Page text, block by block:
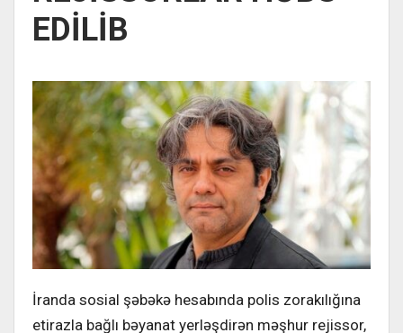
EDİLİB
İranda sosial şəbəkə hesabında polis zorakılığına
etirazla bağlı bəyanat yerləşdirən məşhur rejissor,